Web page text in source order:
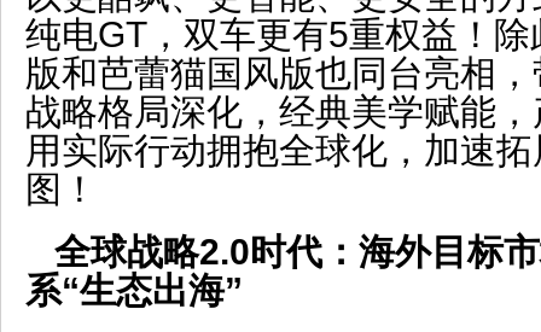
纯电GT，双车更有5重权益！
版和芭蕾猫国风版也同台亮相
战略格局深化，经典美学赋能
用实际行动拥抱全球化，加速
图！
全球战略2.0时代：海外目标
系“生态出海”